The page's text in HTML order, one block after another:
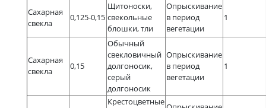
Сахарная
свекла
0,125-0,15
Щитоноски,
свекольные
блошки, тли
Опрыскивание
в период
вегетации
1
Сахарная
свекла
0,15
Обычный
свекловичный
долгоносик,
серый
долгоносик
Опрыскивание
в период
вегетации
1
Крестоцветные